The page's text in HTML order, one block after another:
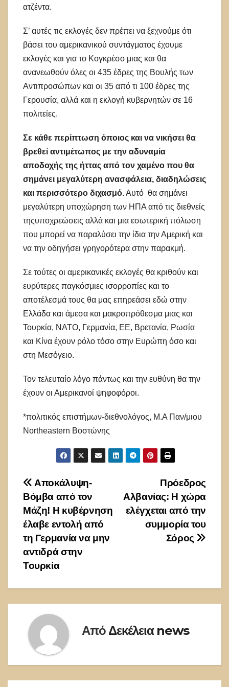
ατζέντα.
Σ’ αυτές τις εκλογές δεν πρέπει να ξεχνούμε ότι
βάσει του αμερικανικού συντάγματος έχουμε
εκλογές και για το Κογκρέσο μιας και θα
ανανεωθούν όλες οι 435 έδρες της Βουλής των
Αντιπροσώπων και οι 35 από τι 100 έδρες της
Γερουσία, αλλά και η εκλογή κυβερνητών σε 16
πολιτείες.
Σε κάθε περίπτωση όποιος και να νικήσει θα
βρεθεί αντιμέτωπος με την αδυναμία
αποδοχής της ήττας από τον χαμένο που θα
σημάνει μεγαλύτερη ανασφάλεια, διαδηλώσεις
και περισσότερο διχασμό. Αυτό θα σημάνει
μεγαλύτερη υποχώρηση των ΗΠΑ από τις διεθνείς
τηςυποχρεώσεις αλλά και μια εσωτερική πόλωση
που μπορεί να παραλύσει την ίδια την Αμερική και
να την οδηγήσει γρηγορότερα στην παρακμή.
Σε τούτες οι αμερικανικές εκλογές θα κριθούν και
ευρύτερες παγκόσμιες ισορροπίες και το
αποτέλεσμά τους θα μας επηρεάσει εδώ στην
Ελλάδα και άμεσα και μακροπρόθεσμα μιας και
Τουρκία, ΝΑΤΟ, Γερμανία, ΕΕ, Βρετανία, Ρωσία
και Κίνα έχουν ρόλο τόσο στην Ευρώπη όσο και
στη Μεσόγειο.
Τον τελευταίο λόγο πάντως και την ευθύνη θα την
έχουν οι Αμερικανοί ψηφοφόροι.
*πολιτικός επιστήμων-διεθνολόγος, Μ.Α Παν/μιου
Northeastern Βοστώνης
Πλοήγηση
άρθρων
Πρόεδρος
Αλβανίας: Η χώρα
ελέγχεται από την
συμμορία του
Σόρος
Αποκάλυψη-
Βόμβα από τον
Μάζη! Η κυβέρνηση
έλαβε εντολή από
τη Γερμανία να μην
αντιδρά στην
Τουρκία
Από Δεκέλεια news